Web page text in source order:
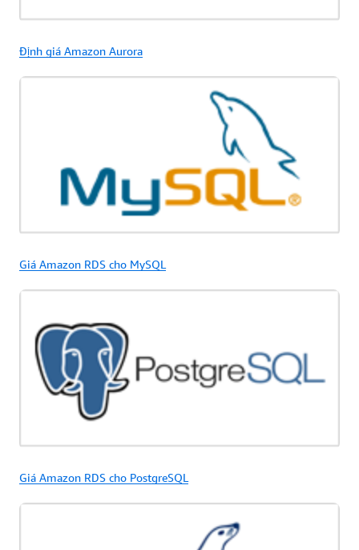
Định giá Amazon Aurora
Giá Amazon RDS cho MySQL
Giá Amazon RDS cho PostgreSQL